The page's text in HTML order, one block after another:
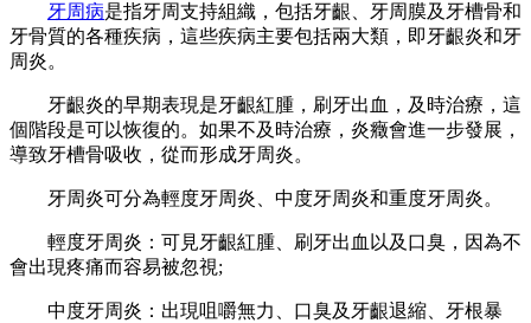
牙周病是指牙周支持組織，包括牙齦、牙周膜及牙槽骨和
牙骨質的各種疾病，這些疾病主要包括兩大類，即牙齦炎和牙
周炎。
牙齦炎的早期表現是牙齦紅腫，刷牙出血，及時治療，這
個階段是可以恢復的。如果不及時治療，炎癥會進一步發展，
導致牙槽骨吸收，從而形成牙周炎。
牙周炎可分為輕度牙周炎、中度牙周炎和重度牙周炎。
輕度牙周炎：可見牙齦紅腫、刷牙出血以及口臭，因為不
會出現疼痛而容易被忽視;
中度牙周炎：出現咀嚼無力、口臭及牙齦退縮、牙根暴